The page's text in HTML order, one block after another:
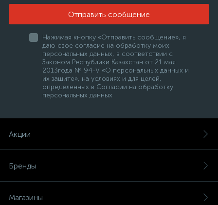
Отправить сообщение
Нажимая кнопку «Отправить сообщение», я
даю свое согласие на обработку моих
персональных данных, в соответствии с
Законом Республики Казахстан от 21 мая
2013года № 94-V «О персональных данных и
их защите», на условиях и для целей,
определенных в Согласии на обработку
персональных данных
Акции
Бренды
Магазины